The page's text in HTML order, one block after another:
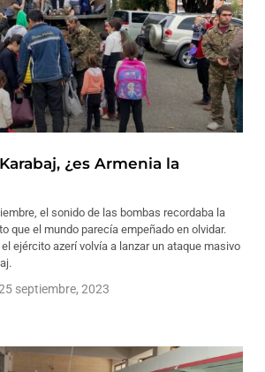
¿es Armenia la
el sonido de las bombas recordaba la
que el mundo parecía empeñado en olvidar.
ejército azerí volvía a lanzar un ataque masivo
septiembre, 2023